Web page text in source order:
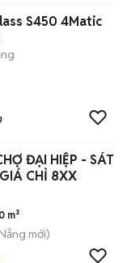
S450 4Matic
ĐẠI HIỆP - SÁT
CHỈ 8XX
m²
mới)